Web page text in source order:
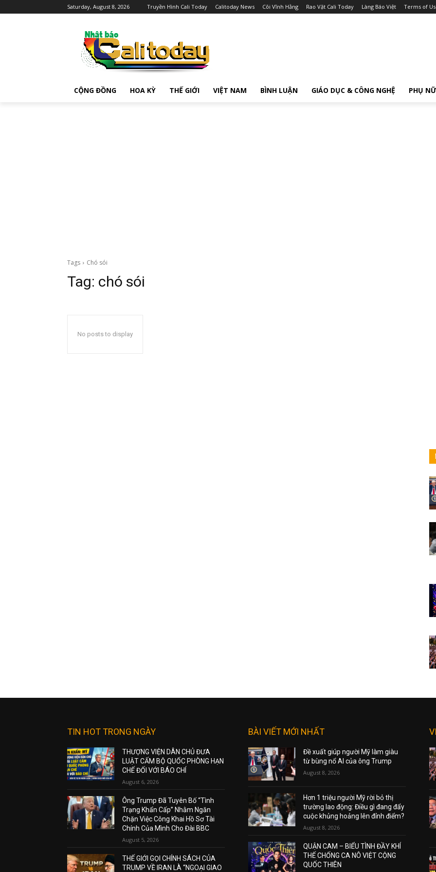
Saturday, August 8, 2026 Truyền Hình Cali Today Calitoday News Cõi Vĩnh Hằng Rao Vặt Cali Today Làng Báo Việt Terms of
CỘNG ĐỒNG HOA KỲ THẾ GIỚI VIỆT NAM BÌNH LUẬN GIÁO DỤC & CÔNG NGHỆ PHỤ NỮ
Tags Chó sói
Tag: chó sói
No posts to display
TIN HOT TRONG NGÀY
THƯỢNG VIỆN DÂN CHỦ ĐƯA
LUẬT CẤM BỘ QUỐC PHÒNG HẠN
CHẾ ĐỐI VỚI BÁO CHÍ
August 6, 2026
Ông Trump Đã Tuyên Bố “Tình
Trạng Khẩn Cấp” Nhằm Ngăn
Chặn Việc Công Khai Hồ Sơ Tài
Chính Của Mình Cho Đài BBC
August 5, 2026
THẾ GIỚI GỌI CHÍNH SÁCH CỦA
TRUMP VỀ IRAN LÀ “NGOẠI GIAO
BÀI VIẾT MỚI NHẤT
Đề xuất giúp người Mỹ làm giàu
từ bùng nổ AI của ông Trump
August 8, 2026
Hơn 1 triệu người Mỹ rời bỏ thị
trường lao động: Điều gì đang đẩy
cuộc khủng hoảng lên đỉnh điểm?
August 8, 2026
QUẬN CAM – BIỂU TÌNH ĐẦY KHÍ
THẾ CHỐNG CA NÔ VIỆT CỘNG
QUỐC THIÊN